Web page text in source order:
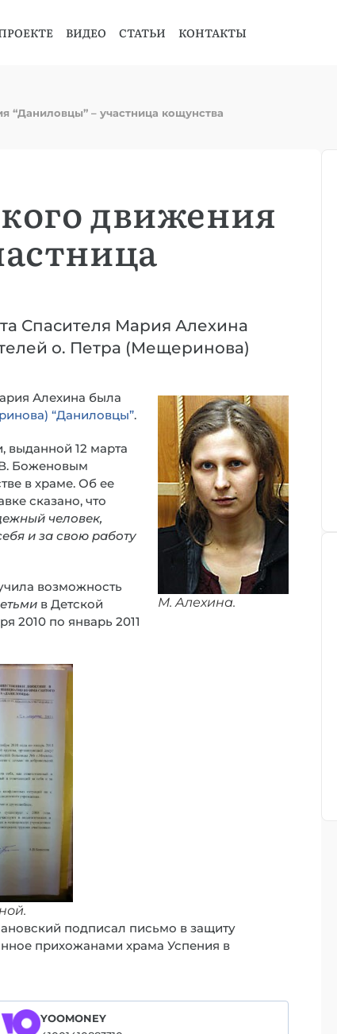
ВИДЕО СТАТЬИ КОНТАКТЫ
“Даниловцы” – участница кощунства
движения
Спасителя Мария Алехина
о. Петра (Мещеринова)
М. Алехина.
Алехина была
“Даниловцы”.
выданной 12 марта
Боженовым
в храме. Об ее
сказано, что
человек,
и за свою работу
возможность
в Детской
2010 по январь 2011
подписал письмо в защиту
прихожанами храма Успения в
YOOMONEY